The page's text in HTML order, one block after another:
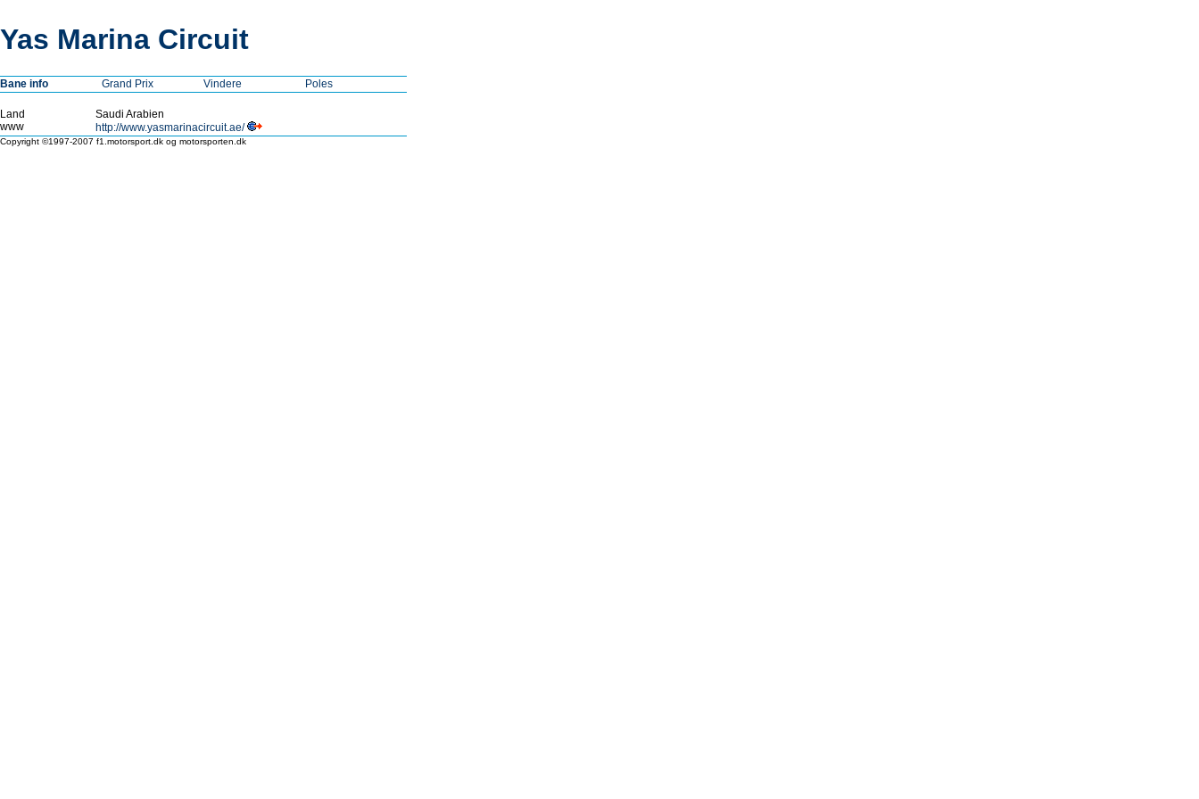
Yas Marina Circuit
Bane info Grand Prix Vindere Poles
Land
Saudi Arabien
www
http://www.yasmarinacircuit.ae/
Copyright ©1997-2007 f1.motorsport.dk og motorsporten.dk